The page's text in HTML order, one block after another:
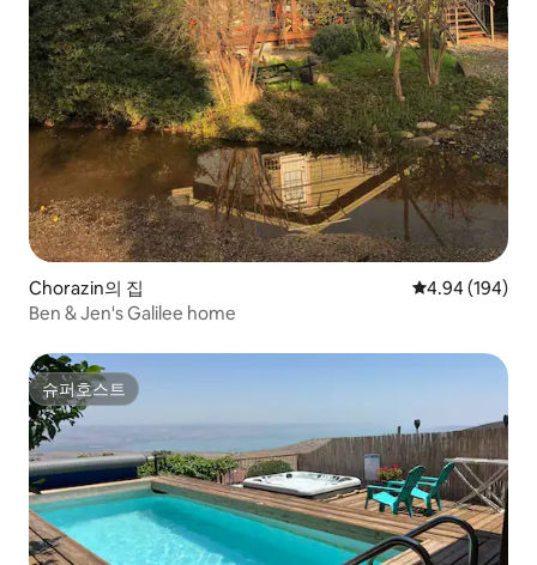
Chorazin의 집 평점 4.94점(5
4.94 (194)
Ben & Jen's Galilee home
슈퍼호스트
슈퍼호스트